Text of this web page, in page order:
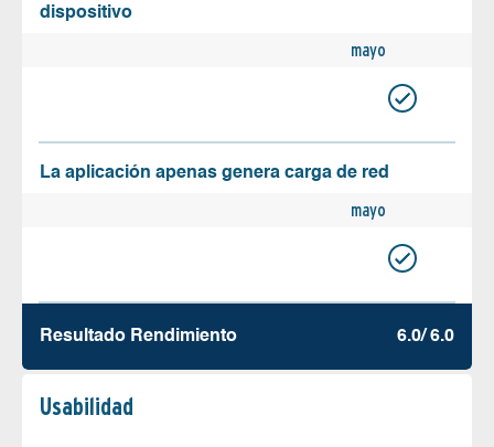
dispositivo
mayo
La aplicación apenas genera carga de red
mayo
Resultado Rendimiento 6.0/ 6.0
Usabilidad